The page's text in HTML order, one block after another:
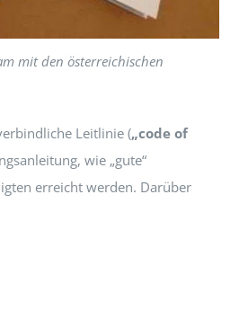
mit den österreichischen
Leitlinie („code of
wie „gute“
erreicht werden. Darüber